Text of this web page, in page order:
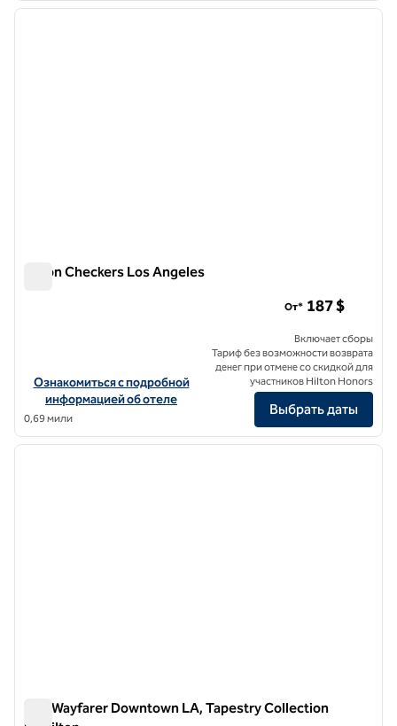
1 из 12
Hilton Checkers Los Angeles
Посмотреть информацию об отеле Hilton Checkers Los Angeles
Ознакомиться с подробной
информацией об отеле
0,69 мили
От* 187 $
Включает сборы
Тариф без возможности возврата
денег при отмене со скидкой для
участников Hilton Honors
Выбрать даты
1/9
1 из 9
The Wayfarer Downtown LA, Tapestry Collection